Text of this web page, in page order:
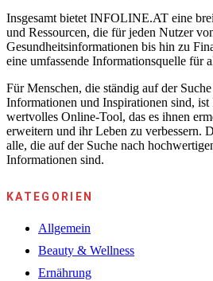
Insgesamt bietet INFOLINE.AT eine
und Ressourcen, die für jeden Nutzer
Gesundheitsinformationen bis hin zu
eine umfassende Informationsquelle für
Für Menschen, die ständig auf der
Informationen und Inspirationen sind,
wertvolles Online-Tool, das es ihnen
erweitern und ihr Leben zu verbessern.
alle, die auf der Suche nach
Informationen sind.
KATEGORIEN
Allgemein
Beauty & Wellness
Ernährung